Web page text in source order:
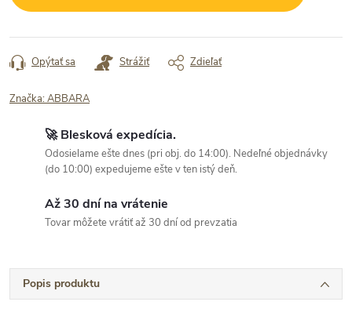
Opýtať sa Strážiť Zdieľať
Značka:ABBARA
🚀 Blesková expedícia.
Odosielame ešte dnes (pri obj. do 14:00). Nedeľné objednávky
(do 10:00) expedujeme ešte v ten istý deň.
Až 30 dní na vrátenie
Tovar môžete vrátiť až 30 dní od prevzatia
Popis produktu